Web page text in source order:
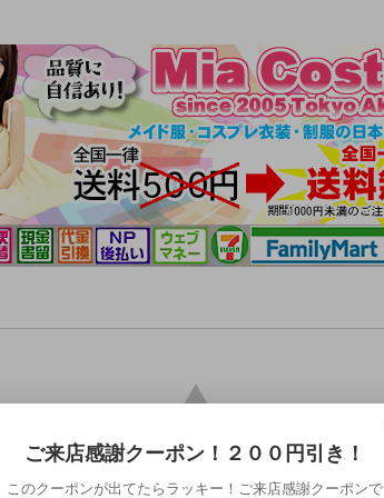
ご来店感謝クーポン！２００円引き！
このクーポンが出てたらラッキー！ご来店感謝クーポンで